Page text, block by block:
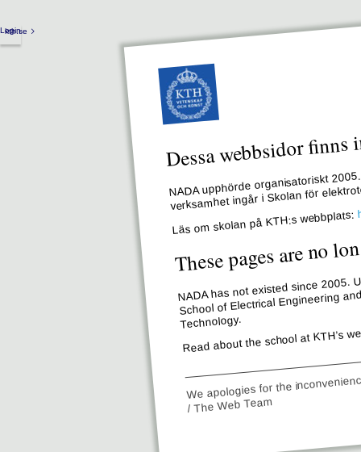
kth.se
Login
Dessa webbsidor
NADA upphörde organisatoriskt
verksamhet ingår i Skolan för
Läs om skolan på KTH:s webbplats:
These pages are no
NADA has not existed since
School of Electrical Engineering
Technology.
Read about the school at KTH’s
We apologies for the
/ The Web Team